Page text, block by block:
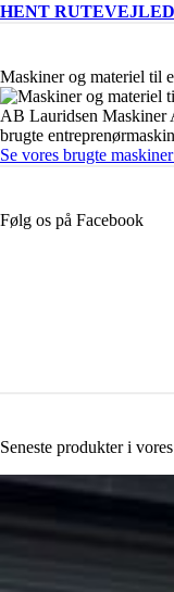
HENT
Maskiner og materiel til
AB Lauridsen Maskiner
brugte
Se vores brugte
Følg os på Facebook
Seneste produkter i